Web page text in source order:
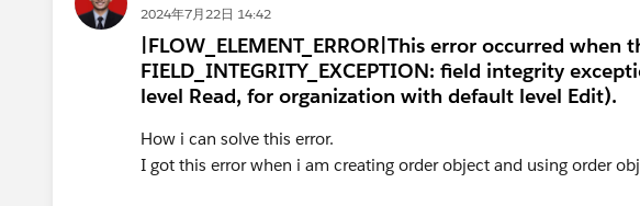
2024年7月22日 14:42
|FLOW_ELEMENT_ERROR|This error occurred
FIELD_INTEGRITY_EXCEPTION: field integrity
level Read, for organization with default level Edit).
How i can solve this error.
I got this error when i am creating order object and using order